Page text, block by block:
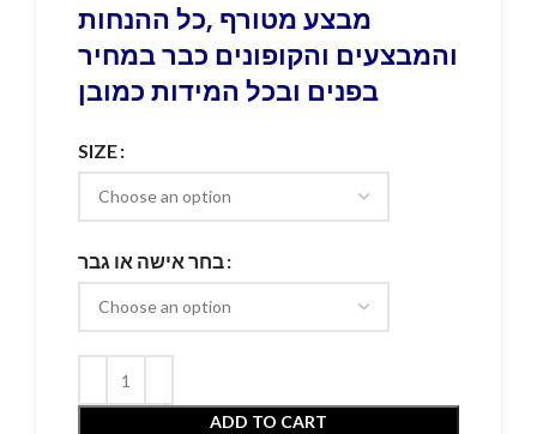
מבצע מטורף ,כל ההנחות
והמבצעים והקופונים כבר במחיר
בפנים ובכל המידות כמובן
SIZE
בחר אישה או גבר
ADD TO CART